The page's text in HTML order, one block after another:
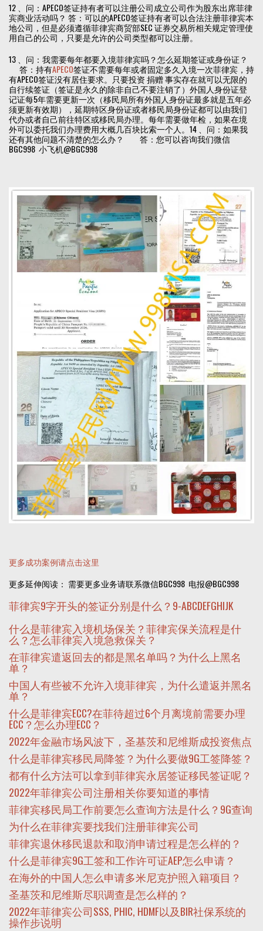
12 、问：APECO签证持有者可以注册公司成立公司作为股东出席菲律
宾商业活动吗？ 答：可以的APECO签证持有者可以合法注册菲律宾本
地公司，但是必须遵循菲律宾商贸部SEC 证券交易所相关规定管理使
用自己的公司，只要是允许的公司类型都可以注册。
13 、问：我需要每年都要入境菲律宾吗？怎么延期签证或身份证？
答：持有APECO签证不需要每年或者固定多久入境一次菲律宾，持
有APECO签证没有居住要求。只要投资 捐赠 事实存在就可以无限的
自行续签证（签证是永久的除非自己不要注销了）外国人身份证登
记证每5年需要更新一次（移民局所有外国人身份证最多就是五年必
须更新有效期），延期特区身份证或者移民局身份证都可以由我们
代办或者自己前往特区或移民局办理。每年需要做年检，如果在境
外可以委托我们办理费用大概几百块比索一个人。14 、问：如果我
还有其他问题不清楚的怎么办？ 答：您可以咨询我们微信
BGC998 小飞机@BGC998
更多成功案例请点击这里
更多延伸阅读： 需要更多业务请联系微信BGC998 电报@BGC998
菲律宾9字开头的签证分别是什么？9-ABCDEFGHIJK
什么是菲律宾入境机场保关？菲律宾保关流程是什
么？怎么菲律宾入境急救保关？
在菲律宾遣返回去的都是黑名单吗？为什么上黑名
单？
中国人有些被不允许入境菲律宾，为什么遣返并黑名
单？
什么是菲律宾ECC?在菲待超过6个月离境前需要办理
ECC？怎么办理ECC？
2022年金融市场风波下，圣基茨和尼维斯成投资焦点
什么是菲律宾移民局降签？为什么要做9G工签降签？
都有什么方法可以拿到菲律宾永居签证移民签证呢？
2022年菲律宾公司注册相关你要知道的事情
菲律宾移民局工作前要怎么查询方法是什么？9G查询
为什么在菲律宾要找我们注册菲律宾公司
菲律宾退休移民退款和取消申请过程是怎么样的？
什么是菲律宾9G工签和工作许可证AEP怎么申请？
在海外的中国人怎么申请多米尼克护照入籍项目？
圣基茨和尼维斯尽职调查是怎么样的？
2022年菲律宾公司SSS, PHIC, HDMF以及BIR社保系统的
操作步说明